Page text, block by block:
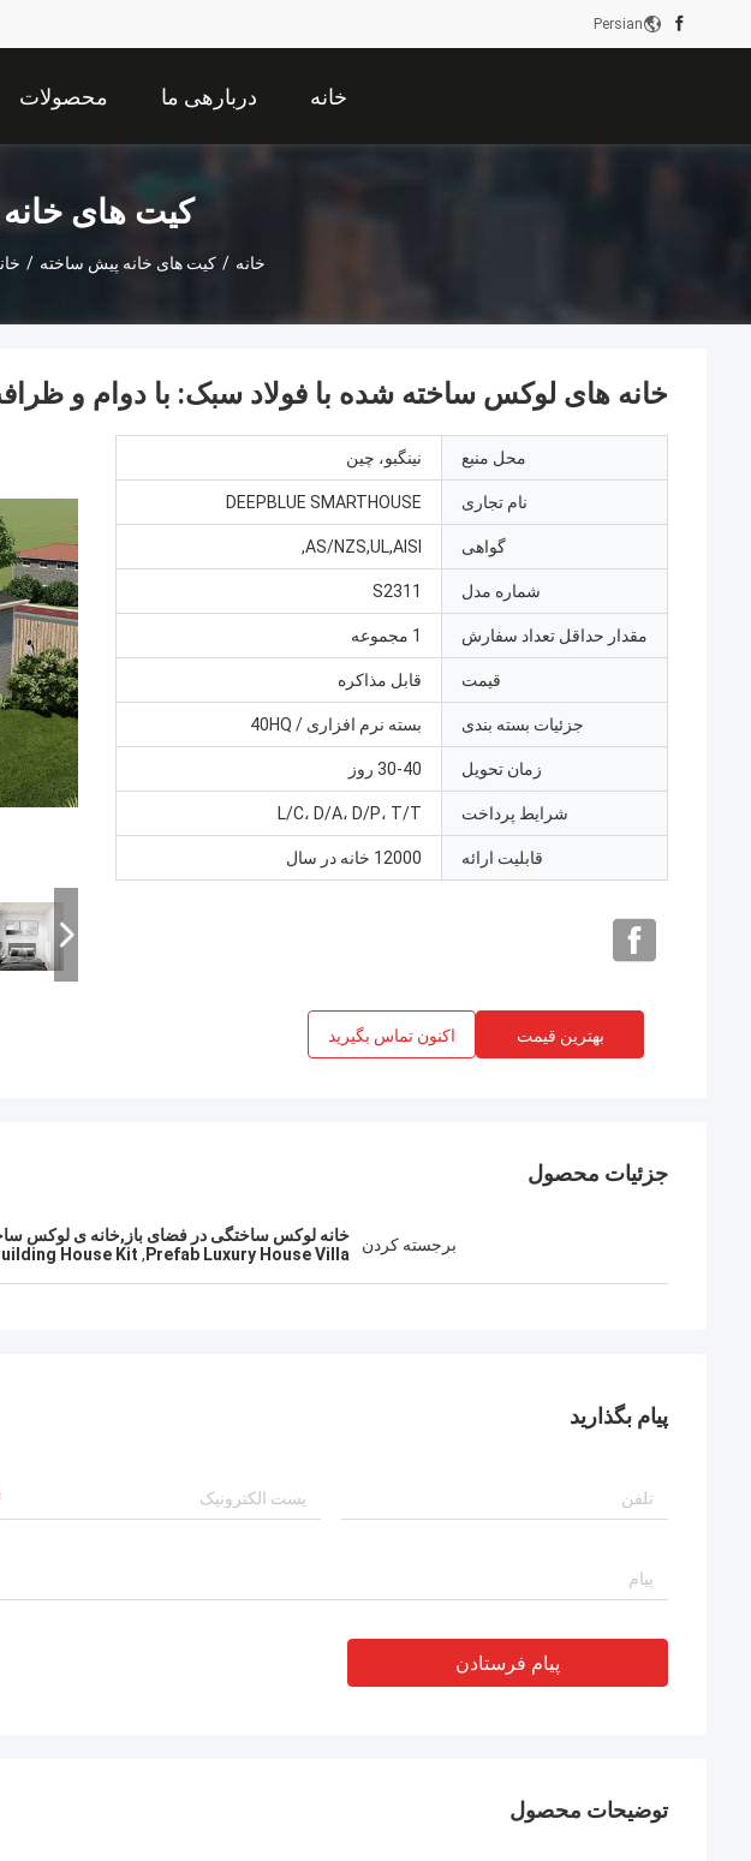
Persian
خانه دربارهی ما محصولات
کیت های
خانه / کیت های خانه پیش ساخته /
باب
هستم، و همچنین خوشحالم که در زندگی با هم
دوست شدم.
خانه های لوکس ساخته شده با فولاد سبک: با دوام و
محل منبع نینگبو، چین
نام تجاری DEEPBLUE SMARTHOUSE
گواهی AS/NZS,UL,AISI,
شماره مدل S2311
مقدار حداقل تعداد سفارش 1 مجموعه
قیمت قابل مذاکره
جزئیات بسته بندی بسته نرم افزاری / 40HQ
زمان تحویل 30-40 روز
شرایط پرداخت L/C، D/A، D/P، T/T
قابلیت ارائه 12000 خانه در سال
بهترین قیمت اکنون تماس بگیرید
جزئیات محصول
برجسته کردن خانه لوکس ساختگی در فضای باز,خانه ی لوکس
Prefab Luxury House Villa
,
House Kit
پیام بگذارید
پیام فرستادن
توضیحات محصول